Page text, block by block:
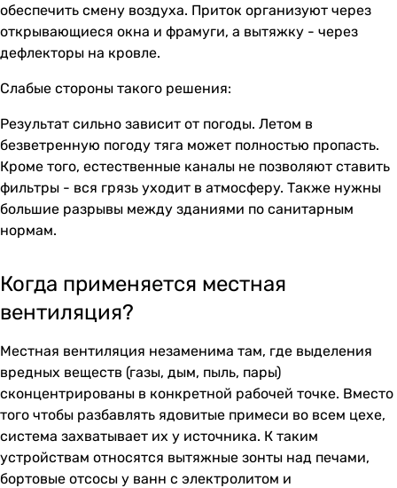
обеспечить смену воздуха. Приток организуют через
открывающиеся окна и фрамуги, а вытяжку - через
дефлекторы на кровле.
Слабые стороны такого решения:
Результат сильно зависит от погоды. Летом в
безветренную погоду тяга может полностью пропасть.
Кроме того, естественные каналы не позволяют ставить
фильтры - вся грязь уходит в атмосферу. Также нужны
большие разрывы между зданиями по санитарным
нормам.
Когда применяется местная
вентиляция?
Местная вентиляция незаменима там, где выделения
вредных веществ (газы, дым, пыль, пары)
сконцентрированы в конкретной рабочей точке. Вместо
того чтобы разбавлять ядовитые примеси во всем цехе,
система захватывает их у источника. К таким
устройствам относятся вытяжные зонты над печами,
бортовые отсосы у ванн с электролитом и